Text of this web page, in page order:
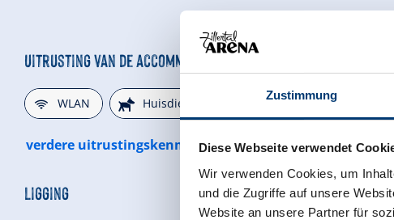
Zustimmung
Diese Webseite verwendet
Wir verwenden Cookies, um
und die Zugriffe auf unsere
Website an unsere Partner für
Uitrusting van de accommodatie
🜉WLAN 🔮Huisdieren toegestaan 🏝Niet-roken
verdere uitrustingskenmerken
Ligging